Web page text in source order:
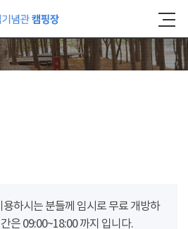
하시는 분들께 임시로 무료 개방하
은 09:00~18:00 까지 입니다.